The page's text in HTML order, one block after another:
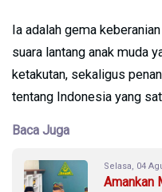
Ia adalah gema
suara lantang anak muda
ketakutan, sekaligus
tentang Indonesia yang
Baca Juga
Selasa, 04
Amankan